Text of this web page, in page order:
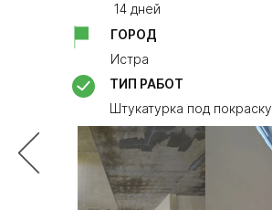
14 дней
ГОРОД
Истра
ТИП РАБОТ
Штукатурка под покраску